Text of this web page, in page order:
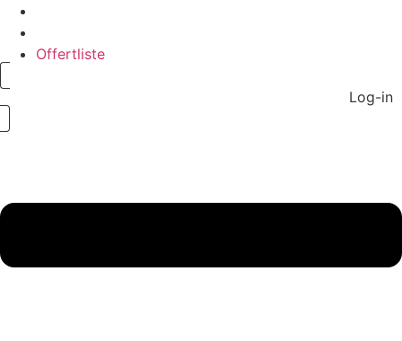
Zum
Inhalt
springenOffertliste
Log-in